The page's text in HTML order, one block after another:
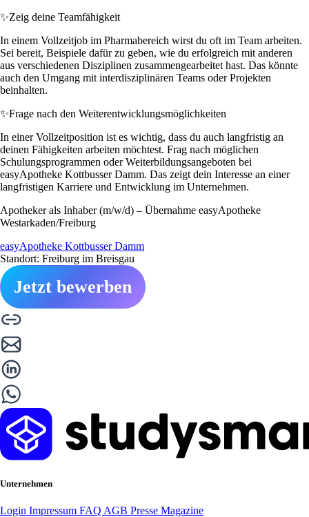
✨Zeig deine Teamfähigkeit
In einem Vollzeitjob im Pharmabereich wirst du oft im Team arbeiten.
Sei bereit, Beispiele dafür zu geben, wie du erfolgreich mit anderen
aus verschiedenen Disziplinen zusammengearbeitet hast. Das könnte
auch den Umgang mit interdisziplinären Teams oder Projekten
beinhalten.
✨Frage nach den Weiterentwicklungsmöglichkeiten
In einer Vollzeitposition ist es wichtig, dass du auch langfristig an
deinen Fähigkeiten arbeiten möchtest. Frag nach möglichen
Schulungsprogrammen oder Weiterbildungsangeboten bei
easyApotheke Kottbusser Damm. Das zeigt dein Interesse an einer
langfristigen Karriere und Entwicklung im Unternehmen.
Apotheker als Inhaber (m/w/d) – Übernahme easyApotheke
Westarkaden/Freiburg
easyApotheke Kottbusser Damm
Standort: Freiburg im Breisgau
Jetzt bewerben
Unternehmen
Login Impressum FAQ AGB Presse Magazine